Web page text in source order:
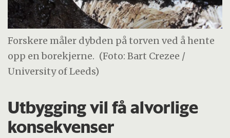
Forskere måler dybden på torven ved å hente
opp en borekjerne. (Foto: Bart Crezee /
University of Leeds)
Utbygging vil få alvorlige
konsekvenser